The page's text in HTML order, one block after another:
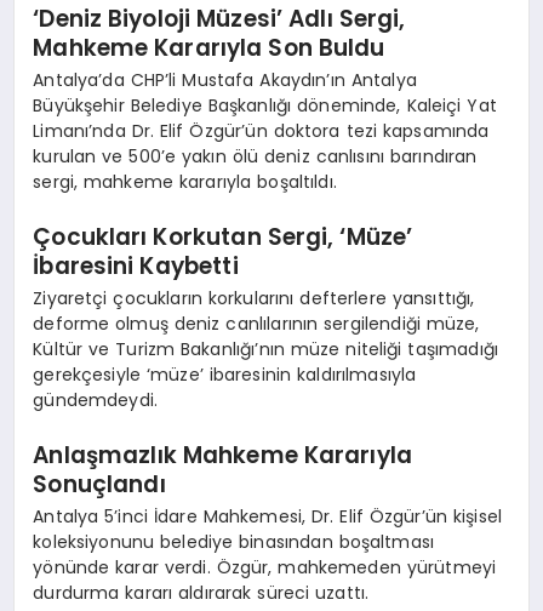
‘Deniz Biyoloji Müzesi’ Adlı Sergi,
Mahkeme Kararıyla Son Buldu
Antalya’da CHP’li Mustafa Akaydın’ın Antalya
Büyükşehir Belediye Başkanlığı döneminde, Kaleiçi Yat
Limanı’nda Dr. Elif Özgür’ün doktora tezi kapsamında
kurulan ve 500’e yakın ölü deniz canlısını barındıran
sergi, mahkeme kararıyla boşaltıldı.
Çocukları Korkutan Sergi, ‘Müze’
İbaresini Kaybetti
Ziyaretçi çocukların korkularını defterlere yansıttığı,
deforme olmuş deniz canlılarının sergilendiği müze,
Kültür ve Turizm Bakanlığı’nın müze niteliği taşımadığı
gerekçesiyle ‘müze’ ibaresinin kaldırılmasıyla
gündemdeydi.
Anlaşmazlık Mahkeme Kararıyla
Sonuçlandı
Antalya 5’inci İdare Mahkemesi, Dr. Elif Özgür’ün kişisel
koleksiyonunu belediye binasından boşaltması
yönünde karar verdi. Özgür, mahkemeden yürütmeyi
durdurma kararı aldırarak süreci uzattı.